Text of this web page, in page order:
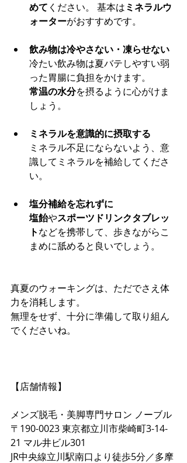
めて ください。 基本はミネラルウ
ォーターがおすすめです。
飲み物は冷やさない・凍らせない
冷たい飲み物は夏バテしやすい弱
った胃腸に負担をかけます。
常温の水分を摂るように心がけま
しょう。
ミネラルを意識的に摂取する
ミネラル不足にならないよう、意
識してミネラルを補給してくださ
い。
塩分補給を忘れずに
塩飴やスポーツドリンクタブレッ
トなどを携帯して、歩きながらこ
まめに舐めると良いでしょう。
真夏のウォーキングは、ただでさえ体
力を消耗します。
無理をせず、十分に準備して取り組ん
でくださいね。
【店舗情報】
メンズ脱毛・美脚専門サロン ノーブル
〒190-0023 東京都立川市柴崎町3-14-
21 マル井ビル301
JR中央線立川駅南口より徒歩5分／多摩